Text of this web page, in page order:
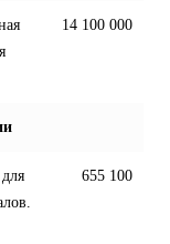
14 100 000
655 100